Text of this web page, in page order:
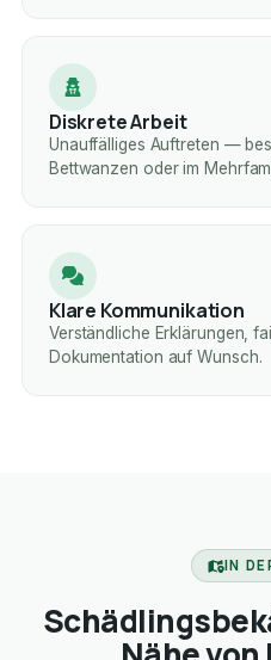
Diskrete Arbeit
Unauffälliges Auftreten —
Bettwanzen oder im
Klare Kommunikation
Verständliche Erklärungen,
Dokumentation auf Wunsch.
IN